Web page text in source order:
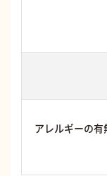
アレルギーの